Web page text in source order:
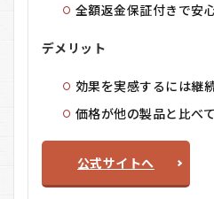
全額返金保証付きで安
デメリット
効果を実感するには継
価格が他の製品と比べ
公式サイトへ